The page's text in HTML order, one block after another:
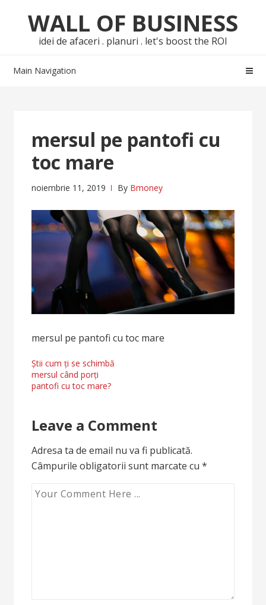
navigation
content
WALL OF BUSINESS
idei de afaceri . planuri . let's boost the ROI
Main Navigation
mersul pe pantofi cu
toc mare
noiembrie 11, 2019 By Bmoney
mersul pe pantofi cu toc mare
Navigare
în
Știi cum ți se schimbă
mersul când porți
pantofi cu toc mare?
Leave a Comment
Adresa ta de email nu va fi publicată.
Câmpurile obligatorii sunt marcate cu*